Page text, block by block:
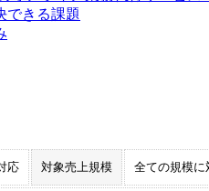
できる課題
応 対象売上規模 全ての規模に